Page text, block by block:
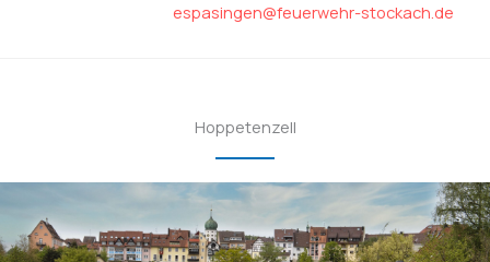
espasingen@feuerwehr-stockach.de
Hoppetenzell